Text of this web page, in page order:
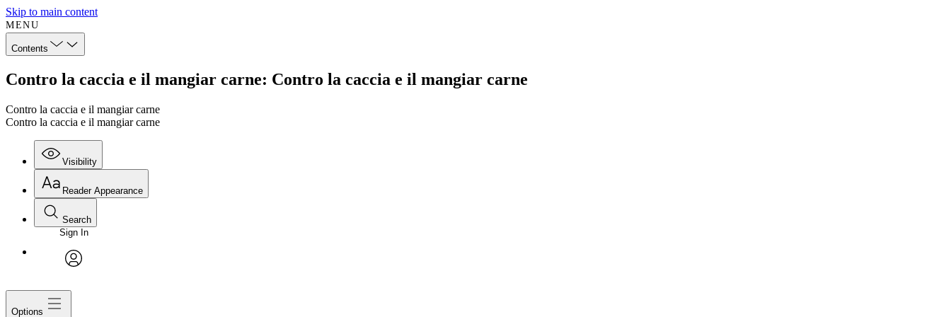
Skip to main content
MENU
Contents
Contro la caccia e il mangiar carne: Contro la caccia e il mangiar carne
Contro la caccia e il mangiar carne
Contro la caccia e il mangiar carne
Visibility
Reader Appearance
Search
Sign In
Options